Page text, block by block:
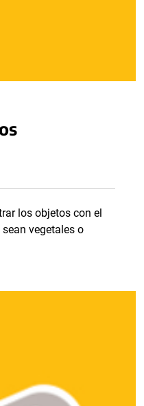
los objetos con el
vegetales o